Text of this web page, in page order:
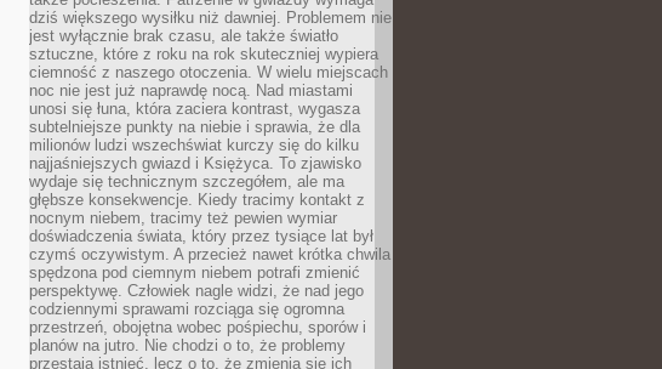
dziś większego wysiłku niż dawniej. Problemem nie
jest wyłącznie brak czasu, ale także światło
sztuczne, które z roku na rok skuteczniej wypiera
ciemność z naszego otoczenia. W wielu miejscach
noc nie jest już naprawdę nocą. Nad miastami
unosi się łuna, która zaciera kontrast, wygasza
subtelniejsze punkty na niebie i sprawia, że dla
milionów ludzi wszechświat kurczy się do kilku
najjaśniejszych gwiazd i Księżyca. To zjawisko
wydaje się technicznym szczegółem, ale ma
głębsze konsekwencje. Kiedy tracimy kontakt z
nocnym niebem, tracimy też pewien wymiar
doświadczenia świata, który przez tysiące lat był
czymś oczywistym. A przecież nawet krótka chwila
spędzona pod ciemnym niebem potrafi zmienić
perspektywę. Człowiek nagle widzi, że nad jego
codziennymi sprawami rozciąga się ogromna
przestrzeń, obojętna wobec pośpiechu, sporów i
planów na jutro. Nie chodzi o to, że problemy
przestają istnieć, lecz o to, że zmienia się ich